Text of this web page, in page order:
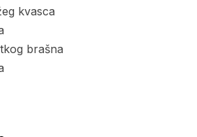
kvasca
brašna